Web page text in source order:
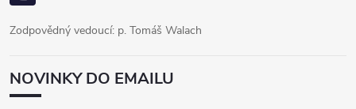
Zodpovědný vedoucí: p. Tomáš Walach
NOVINKY DO EMAILU